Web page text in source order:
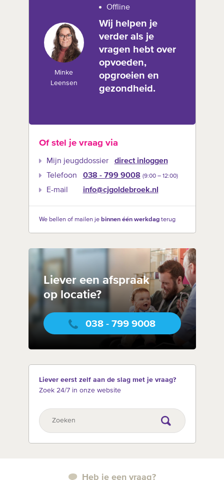
Minke
Leensen
Offline
Wij helpen je
verder als je
vragen hebt over
opvoeden,
opgroeien en
gezondheid.
Of stel je vraag via
Mijn jeugddossier
direct inloggen
Telefoon
038 - 799 9008 (9:00 –‍ 12:00)
E-mail info@cjgoldebroek.nl
We bellen of mailen je binnen één werkdagterug
Liever een afspraak
op locatie?
038 - 799 9008
Liever eerst zelf aan de slag met je vraag?
Zoek 24/7 in onze website
Heb je een vraag?